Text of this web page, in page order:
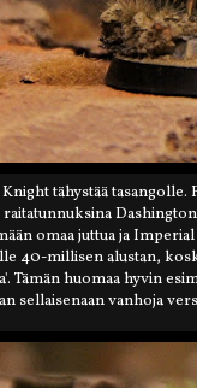
tähystää
omaa juttua ja
40-millisen alustan,
Tämän huomaa hyvin
sellaisenaan vanhoja